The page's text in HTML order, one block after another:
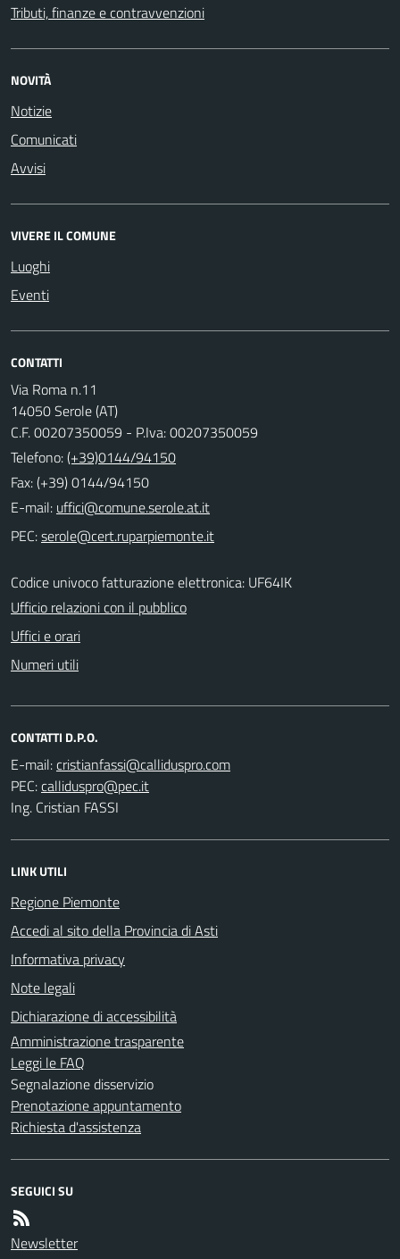
Tributi, finanze e contravvenzioni
NOVITÀ
Notizie
Comunicati
Avvisi
VIVERE IL COMUNE
Luoghi
Eventi
CONTATTI
Via Roma n.11
14050 Serole (AT)
C.F. 00207350059 - P.Iva: 00207350059
Telefono:(+39)0144/94150
Fax: (+39) 0144/94150
E-mail:
PEC:
Codice univoco fatturazione elettronica: UF64IK
Ufficio relazioni con il pubblico
Uffici e orari
Numeri utili
CONTATTI D.P.O.
E-mail:
PEC:
Ing. Cristian FASSI
LINK UTILI
Regione Piemonte
Accedi al sito della Provincia di Asti
Informativa privacy
Note legali
Dichiarazione di accessibilità
Amministrazione trasparente
Leggi le FAQ
Segnalazione disservizio
Prenotazione appuntamento
Richiesta d'assistenza
SEGUICI SU
Newsletter